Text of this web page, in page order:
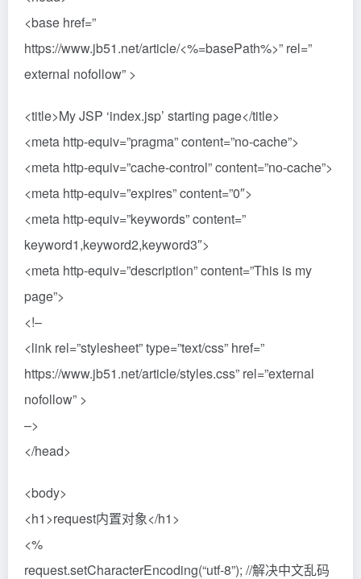
<base href=”
https://www.jb51.net/article/<%=basePath%>” rel=”
external nofollow” >
<title>My JSP ‘index.jsp’ starting page</title>
<meta http-equiv=”pragma” content=”no-cache”>
<meta http-equiv=”cache-control” content=”no-cache”>
<meta http-equiv=”expires” content=”0″>
<meta http-equiv=”keywords” content=”
keyword1,keyword2,keyword3″>
<meta http-equiv=”description” content=”This is my
page”>
<!–
<link rel=”stylesheet” type=”text/css” href=”
https://www.jb51.net/article/styles.css” rel=”external
nofollow” >
–>
</head>
<body>
<h1>request内置对象</h1>
<%
request.setCharacterEncoding(“utf-8”); //解决中文乱码